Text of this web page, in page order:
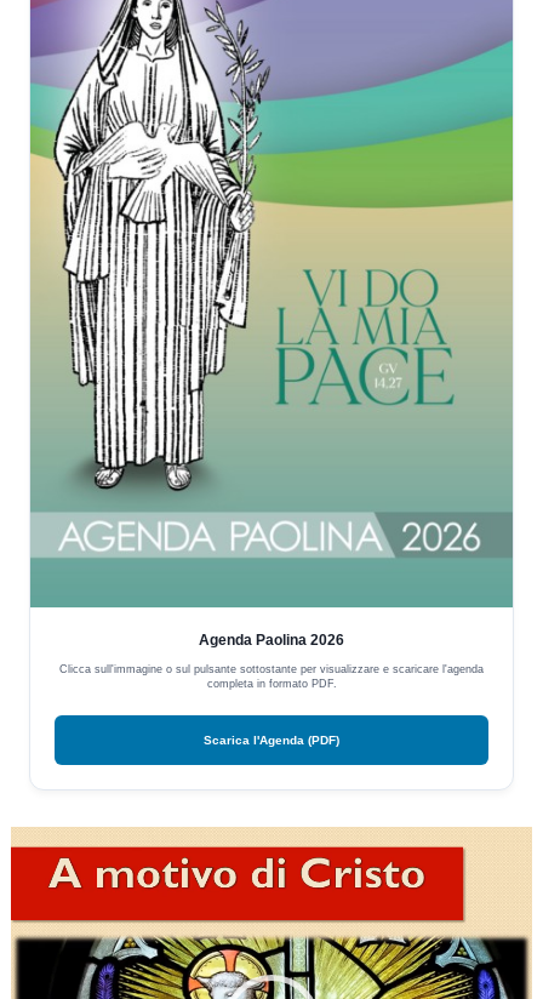
Agenda Paolina 2026
Clicca sull'immagine o sul pulsante sottostante per visualizzare e scaricare l'agenda
completa in formato PDF.
Scarica l'Agenda (PDF)
Player